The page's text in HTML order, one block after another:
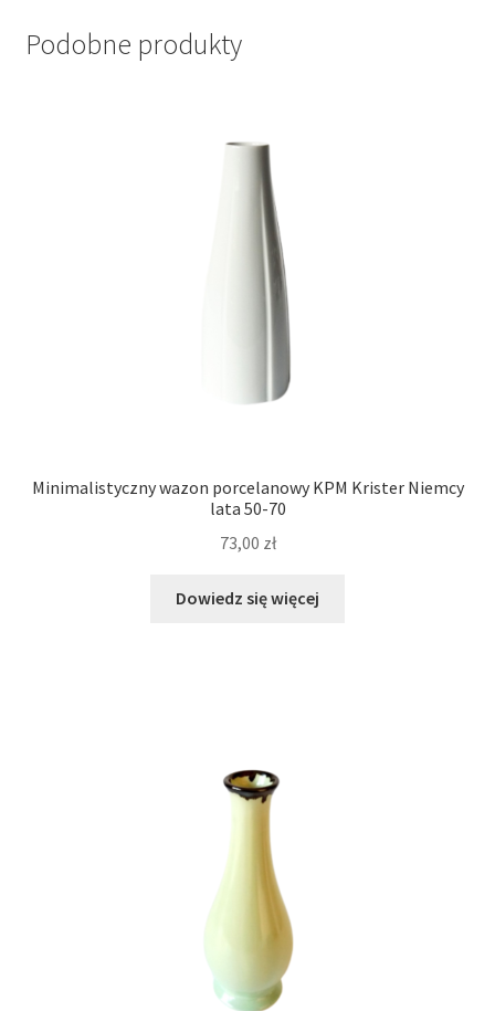
Podobne produkty
Minimalistyczny wazon porcelanowy KPM Krister Niemcy
lata 50-70
73,00 zł
Dowiedz się więcej